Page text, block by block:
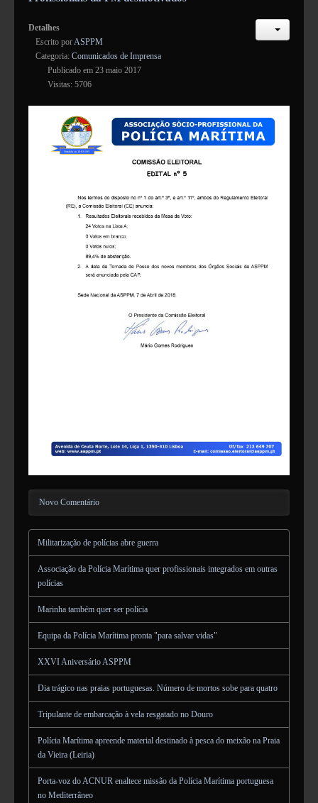
Detalhes
Escrito porASPPM
Categoria: Comunicados de Imprensa
Publicado em 23 maio 2017
Visitas: 5706
Novo Comentário
Militarização de polícias abre guerra
Associação da Polícia Marítima quer profissionais integrados em outras
polícias
Marinha também quer ser polícia
Equipa da Polícia Marítima pronta "para salvar vidas"
XXVI Aniversário ASPPM
Dia trágico nas praias portuguesas. Número de mortos sobe para quatro
Tripulante de embarcação à vela resgatado no Douro
Polícia Marítima apreende material destinado à pesca do meixão na Praia
da Vieira (Leiria)
Porta-voz do ACNUR enaltece missão da Polícia Marítima portuguesa
no Mediterrâneo